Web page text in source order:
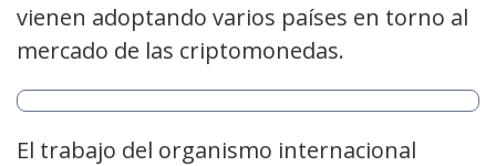
vienen adoptando varios países en torno al
mercado de las criptomonedas.
El trabajo del organismo internacional